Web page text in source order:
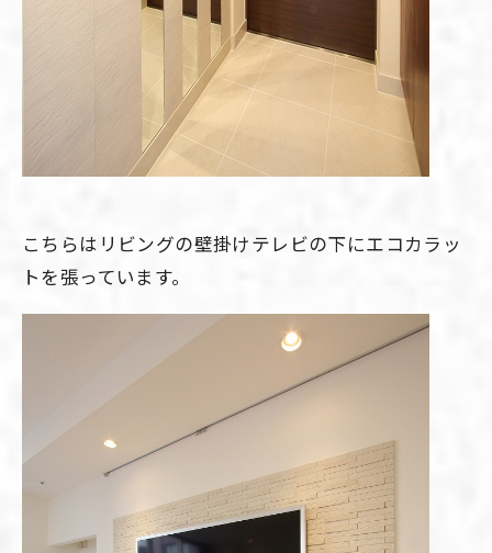
こちらはリビングの壁掛けテレビの下にエコカラッ
トを張っています。